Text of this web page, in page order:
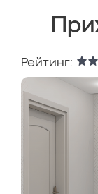
Рейтинг: